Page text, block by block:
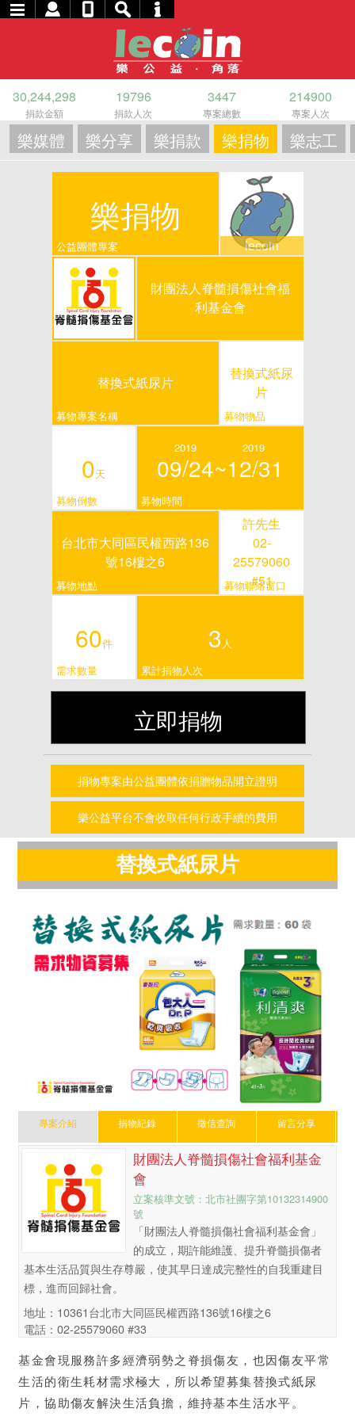
30,244,298
捐款金額
19796
捐款人次
3447
專案總數
214900
專案人次
樂媒體 樂分享 樂捐款 樂捐物 樂志工
樂捐物
公益團體專案 lecoin
財團法人脊髓損傷社會福
利基金會
替換式紙尿片
募物專案名稱
替換式紙尿
片
募物物品
0天
募物倒數
2019
09/24~
2019
12/31
募物時間
台北市大同區民權西路136
號16樓之6
募物地點
許先生
02-
25579060
#51
募物聯絡窗口
60件
需求數量
3人
累計捐物人次
立即捐物
捐物專案由公益團體依捐贈物品開立證明
樂公益平台不會收取任何行政手續的費用
替換式紙尿片
專案介紹 捐物紀錄 徵信查詢 留言分享
財團法人脊髓損傷社會福利基金
會
立案核準文號：北市社團字第10132314900
號
「財團法人脊髓損傷社會福利基金會」
的成立，期許能維護、提升脊髓損傷者
基本生活品質與生存尊嚴，使其早日達成完整性的自我重建目
標，進而回歸社會。
地址：10361台北市大同區民權西路136號16樓之6
電話：02-25579060 #33
基金會現服務許多經濟弱勢之脊損傷友，也因傷友平常
生活的衛生耗材需求極大，所以希望募集替換式紙尿
片，協助傷友解決生活負擔，維持基本生活水平。